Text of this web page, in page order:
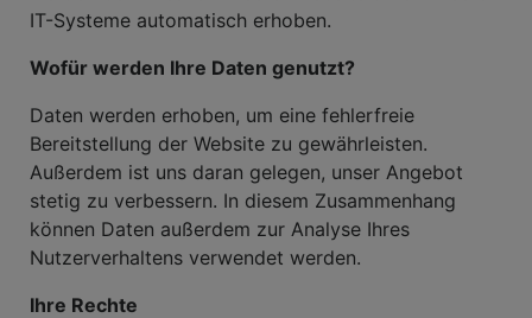
IT-Systeme automatisch erhoben.
Wofür werden Ihre Daten genutzt?
Daten werden erhoben, um eine fehlerfreie
Bereitstellung der Website zu gewährleisten.
Außerdem ist uns daran gelegen, unser Angebot
stetig zu verbessern. In diesem Zusammenhang
können Daten außerdem zur Analyse Ihres
Nutzerverhaltens verwendet werden.
Ihre Rechte